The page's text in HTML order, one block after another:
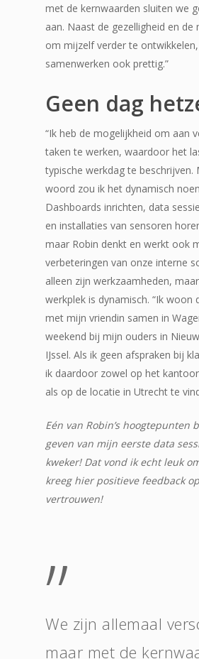
met de kernwaarden sluiten we
aan. Naast de gezelligheid en de
om mijzelf verder te
samenwerken ook prettig.”
Geen dag
“Ik heb de mogelijkheid om aan
taken te werken, waardoor het
typische werkdag te beschrijven.
woord zou ik het dynamisch
Dashboards inrichten, data
en installaties van sensoren
maar Robin denkt en werkt ook
verbeteringen van onze interne
alleen zijn werkzaamheden,
werkplek is dynamisch. “Ik woon
met mijn vriendin samen in
weekend bij mijn ouders in
IJssel. Als ik geen afspraken bij
ik daardoor zowel op het
als op de locatie in Utrecht te
Eén van Robin’s hoogtepunten
geven van mijn eerste data
kweker! Dat vond ik echt leuk
kreeg hier positieve feedback
vertrouwen!
”
We zijn allemaal
maar met de